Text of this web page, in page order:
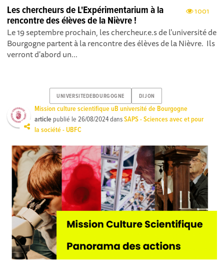
1001
Les chercheurs de L'Expérimentarium à la
rencontre des élèves de la Nièvre !
Le 19 septembre prochain, les chercheur.e.s de l'université de
Bourgogne partent à la rencontre des élèves de la Nièvre. Ils
verront d'abord un...
UNIVERSITEDEBOURGOGNE DIJON
Mission culture scientifique uB université de Bourgogne
article publié le26/08/2024dansSAPS - Sciences avec et pour
la société - UBFC